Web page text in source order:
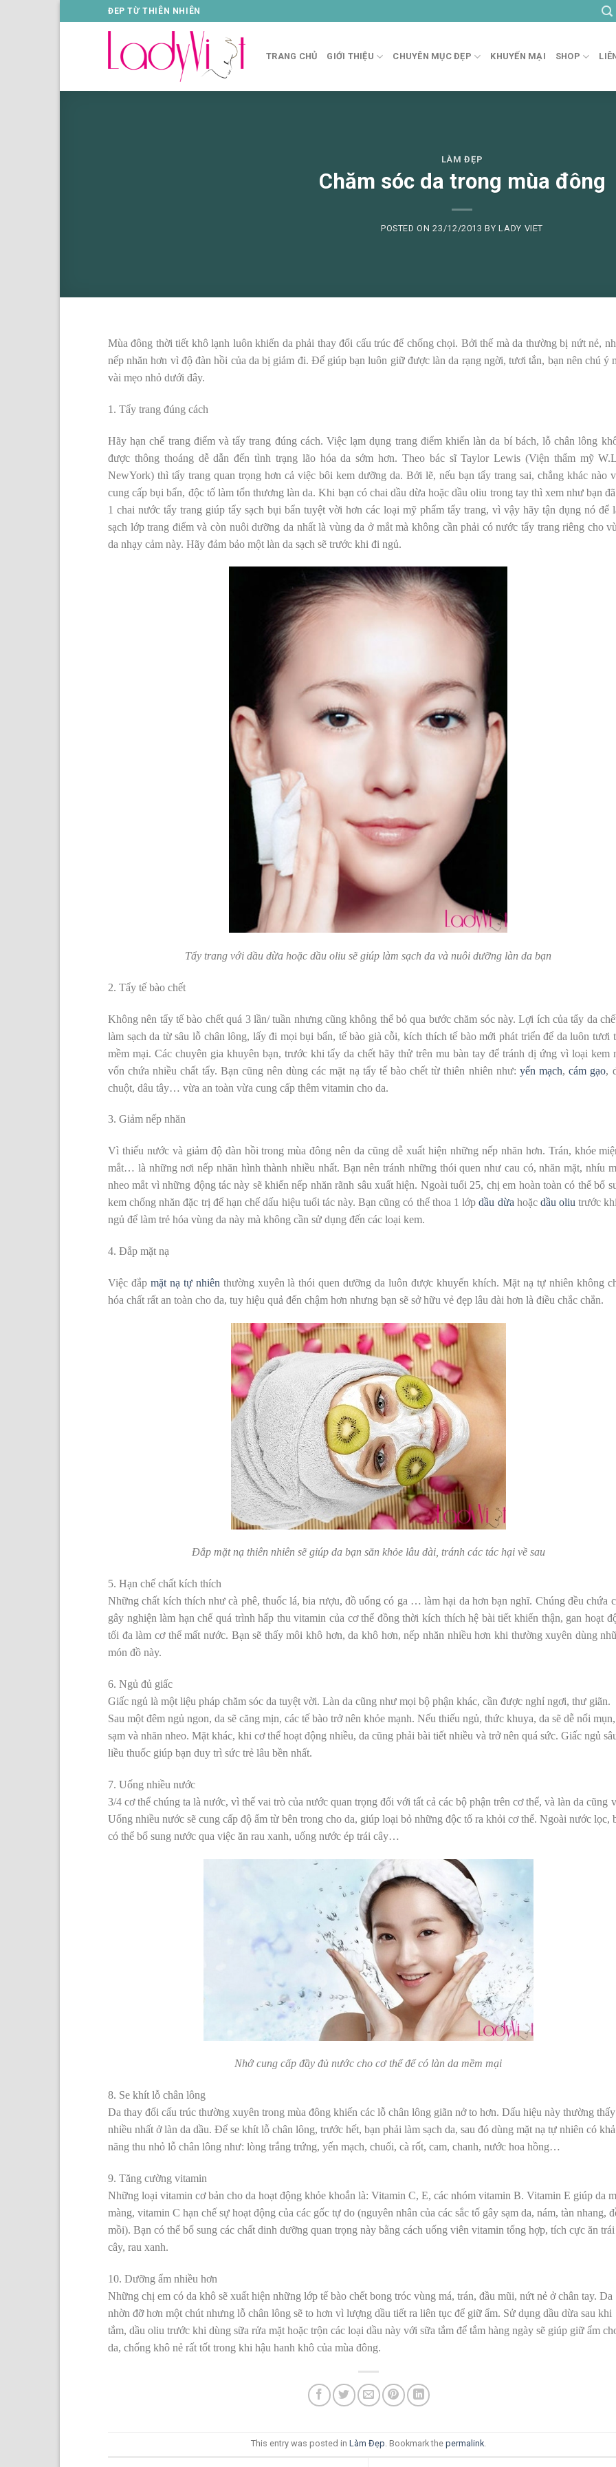
to
ĐEP TỪ THIÊN NHIÊN
TRANG CHỦ GIỚI THIỆU CHUYÊN MỤC ĐẸP KHUYẾN MẠI SHOP
LÀM ĐẸP
Chăm sóc da trong mùa đông
POSTED ON23/12/2013 BYLADY VIET
Mùa đông thời tiết khô lạnh luôn khiến da phải thay đổi cấu trúc để chống chọi. Bởi thế mà da thường bị nứt nẻ,
nếp nhăn hơn vì độ đàn hồi của da bị giảm đi. Để giúp bạn luôn giữ được làn da rạng ngời, tươi tắn, bạn nên chú ý
vài mẹo nhỏ dưới đây.
1. Tẩy trang đúng cách
Hãy hạn chế trang điểm và tẩy trang đúng cách. Việc lạm dụng trang điểm khiến làn da bí bách, lỗ chân lông
được thông thoáng dễ dẫn đến tình trạng lão hóa da sớm hơn. Theo bác sĩ Taylor Lewis (Viện thẩm mỹ
NewYork) thì tẩy trang quan trọng hơn cả việc bôi kem dưỡng da. Bởi lẽ, nếu bạn tẩy trang sai, chẳng khác nào
cung cấp bụi bẩn, độc tố làm tổn thương làn da. Khi bạn có chai dầu dừa hoặc dầu oliu trong tay thì xem như bạn
1 chai nước tẩy trang giúp tẩy sạch bụi bẩn tuyệt vời hơn các loại mỹ phẩm tẩy trang, vì vậy hãy tận dụng nó để
sạch lớp trang điểm và còn nuôi dưỡng da nhất là vùng da ở mắt mà không cần phải có nước tẩy trang riêng cho
da nhạy cảm này. Hãy đảm bảo một làn da sạch sẽ trước khi đi ngủ.
Tẩy trang với dầu dừa hoặc dầu oliu sẽ giúp làm sạch da và nuôi dưỡng làn da bạn
2. Tẩy tế bào chết
Không nên tẩy tế bào chết quá 3 lần/ tuần nhưng cũng không thể bỏ qua bước chăm sóc này. Lợi ích của tẩy da
làm sạch da từ sâu lỗ chân lông, lấy đi mọi bụi bẩn, tế bào già cỗi, kích thích tế bào mới phát triển để da luôn tươi
mềm mại. Các chuyên gia khuyên bạn, trước khi tẩy da chết hãy thử trênmu bàn tay để tránh dị ứng vì loại kem
vốn chứa nhiều chất tẩy. Bạn cũng nên dùng các mặt nạ tẩy tế bào chết từ thiên nhiên như: yến mạch,cám gạo,
chuột, dâu tây… vừa an toàn vừa cung cấp thêm vitamin cho da.
3. Giảm nếp nhăn
Vì thiếu nước và giảm độ đàn hồi trong mùa đông nên da cũng dễ xuất hiện những nếp nhăn hơn. Trán, khóe
mắt… là những nơi nếp nhăn hình thành nhiều nhất. Bạn nên tránh những thói quen như cau có, nhăn mặt, nhíu
nheo mắt vì những động tác này sẽ khiến nếp nhăn rãnh sâu xuất hiện. Ngoài tuổi 25, chị em hoàn toàn có thể bổ
kem chống nhăn đặc trị để hạn chế dấu hiệu tuổi tác này. Bạn cũng có thể thoa 1 lớpdầu dừa hoặc dầu oliu trước
ngủ để làm trẻ hóa vùng da này mà không cần sử dụng đến các loại kem.
4. Đắp mặt nạ
Việc đắp mặt nạ tự nhiên thường xuyên là thói quen dưỡng da luôn được khuyến khích. Mặt nạ tự nhiên không
hóa chất rất an toàn cho da, tuy hiệu quả đến chậm hơn nhưng bạn sẽ sở hữu vẻ đẹp lâu dài hơn là điều chắc chắn.
Đắp mặt nạ thiên nhiên sẽ giúp da bạn săn khỏe lâu dài, tránh các tác hại về sau
5. Hạn chế chất kích thích
Những chất kích thích như cà phê, thuốc lá, bia rượu, đồ uống có ga … làm hại da hơn bạn nghĩ. Chúng đều chứa
gây nghiện làm hạn chế quá trình hấp thu vitamin của cơ thể đồng thời kích thích hệ bài tiết khiến thận, gan hoạt
tối đa làm cơ thể mất nước. Bạn sẽ thấy môi khô hơn, da khô hơn, nếp nhăn nhiều hơn khi thường xuyên dùng
món đồ này.
6. Ngủ đủ giấc
Giấc ngủ là một liệu pháp chăm sóc da tuyệt vời. Làn da cũng như mọi bộ phận khác, cần được nghỉ ngơi, thư giãn.
Sau một đêm ngủ ngon, da sẽ căng mịn, các tế bào trở nên khỏe mạnh. Nếu thiếu ngủ, thức khuya, da sẽ dễ nổi mụn,
sạm và nhăn nheo. Mặt khác, khi cơ thể hoạt động nhiều, da cũng phải bài tiết nhiều và trở nên quá sức. Giấc ngủ
liều thuốc giúp bạn duy trì sức trẻ lâu bền nhất.
7. Uống nhiều nước
3/4 cơ thể chúng ta là nước, vì thế vai trò của nước quan trọng đối với tất cả các bộ phận trên cơ thể, và làn da cũng
Uống nhiều nước sẽ cung cấp độ ẩm từ bên trong cho da, giúp loại bỏ những độc tố ra khỏi cơ thể. Ngoài nước lọc,
có thể bổ sung nước qua việc ăn rau xanh, uống nước ép trái cây…
Nhớ cung cấp đầy đủ nước cho cơ thể để có làn da mềm mại
8. Se khít lỗ chân lông
Da thay đổi cấu trúc thường xuyên trong mùa đông khiến các lỗ chân lông giãn nở to hơn. Dấu hiệu này thường thấy
nhiều nhất ở làn da dầu. Để se khít lỗ chân lông, trước hết, bạn phải làm sạch da, sau đó dùng mặt nạ tự nhiên có khả
năng thu nhỏ lỗ chân lông như: lòng trắng trứng, yến mạch, chuối, cà rốt, cam, chanh, nước hoa hồng…
9. Tăng cường vitamin
Những loại vitamin cơ bản cho da hoạt động khỏe khoắn là: Vitamin C, E, các nhóm vitamin B. Vitamin E giúp da
màng, vitamin C hạn chế sự hoạt động của các gốc tự do (nguyên nhân của các sắc tố gây sạm da, nám, tàn nhang,
mồi). Bạn có thể bổ sung các chất dinh dưỡng quan trọng này bằng cách uống viên vitamin tổng hợp, tích cực ăn trái
cây, rau xanh.
10. Dưỡng ẩm nhiều hơn
Những chị em có da khô sẽ xuất hiện những lớp tế bào chết bong tróc vùng má, trán, đầu mũi, nứt nẻ ở chân tay. Da
nhờn đỡ hơn một chút nhưng lỗ chân lông sẽ to hơn vì lượng dầu tiết ra liên tục để giữ ẩm. Sử dụng dầu dừa sau khi
tắm, dầu oliu trước khi dùng sữa rửa mặt hoặc trộn các loại dầu này với sữa tắm để tắm hàng ngày sẽ giúp giữ ẩm
da, chống khô nẻ rất tốt trong khi hậu hanh khô của mùa đông.
This entry was posted in Làm Đẹp. Bookmark the permalink.